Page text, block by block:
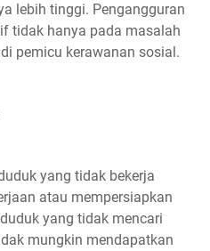
lebih tinggi. Pengangguran
tidak hanya pada masalah
pemicu kerawanan sosial.
yang tidak bekerja
atau mempersiapkan
yang tidak mencari
mungkin mendapatkan